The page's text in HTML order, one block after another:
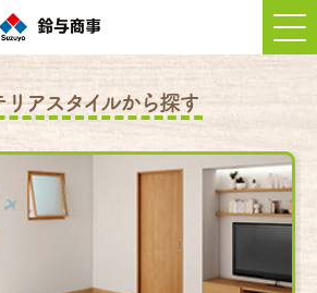
リアスタイルから探す